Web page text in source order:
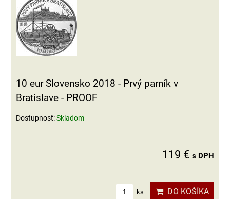
10 eur Slovensko 2018 - Prvý parník v
Bratislave - PROOF
Dostupnosť:Skladom
119 € s DPH
ks DO KOŠÍKA